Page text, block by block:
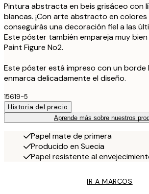
Pintura abstracta en beis grisáceo con
blancas. ¡Con arte abstracto en
conseguirás una decoración fiel a las
Este póster también empareja muy
Paint Figure No2.
Este póster está impreso con un borde
enmarca delicadamente el diseño.
15619-5
Historia del precio
Aprende más sobre nuestros
Papel mate de primera
Producido en Suecia
Papel resistente al
IR A MARCOS